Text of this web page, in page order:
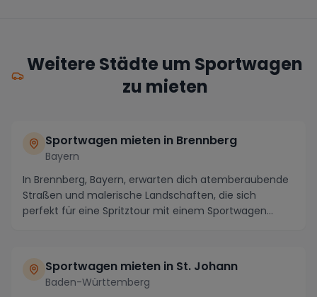
Weitere Städte um Sportwagen
zu mieten
Sportwagen mieten in Brennberg
Bayern
In Brennberg, Bayern, erwarten dich atemberaubende
Straßen und malerische Landschaften, die sich
perfekt für eine Spritztour mit einem Sportwagen
Sportwagen mieten in St. Johann
Baden-Württemberg